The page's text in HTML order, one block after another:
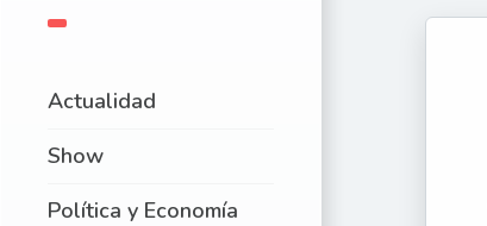
Actualidad
Show
Política y Economía